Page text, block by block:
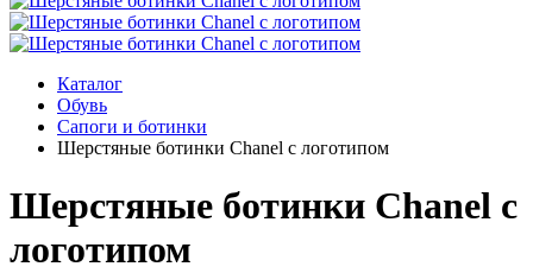
Каталог
Обувь
Сапоги и ботинки
Шерстяные ботинки Chanel с логотипом
Шерстяные ботинки Chanel с
логотипом